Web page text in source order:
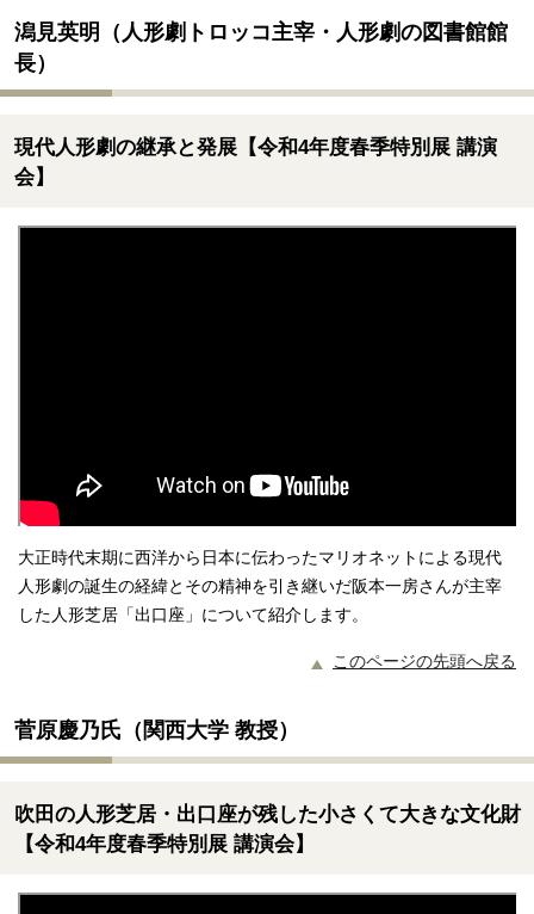
潟見英明（人形劇トロッコ主宰・人形劇の図書館館
長）
現代人形劇の継承と発展【令和4年度春季特別展 講演
会】
大正時代末期に西洋から日本に伝わったマリオネットによる現代
人形劇の誕生の経緯とその精神を引き継いだ阪本一房さんが主宰
した人形芝居「出口座」について紹介します。
このページの先頭へ戻る
菅原慶乃氏（関西大学 教授）
吹田の人形芝居・出口座が残した小さくて大きな文化財
【令和4年度春季特別展 講演会】